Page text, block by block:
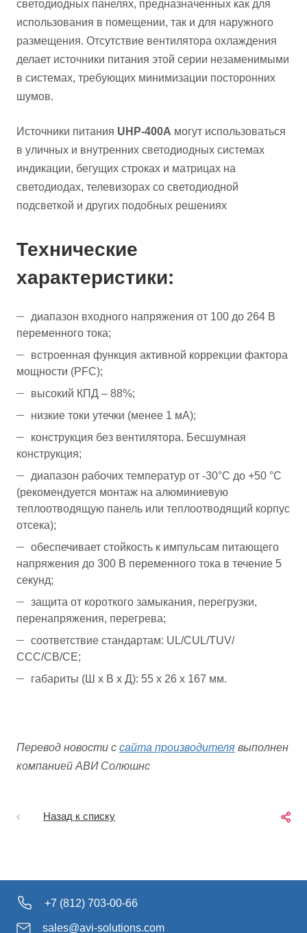
светодиодных панелях, предназначенных как для
использования в помещении, так и для наружного
размещения. Отсутствие вентилятора охлаждения
делает источники питания этой серии незаменимыми
в системах, требующих минимизации посторонних
шумов.
Источники питания UHP-400A могут использоваться
в уличных и внутренних светодиодных системах
индикации, бегущих строках и матрицах на
светодиодах, телевизорах со светодиодной
подсветкой и других подобных решениях
Технические
характеристики:
диапазон входного напряжения от 100 до 264 В
переменного тока;
встроенная функция активной коррекции фактора
мощности (PFC);
высокий КПД – 88%;
низкие токи утечки (менее 1 мА);
конструкция без вентилятора. Бесшумная
конструкция;
диапазон рабочих температур от -30°С до +50 °С
(рекомендуется монтаж на алюминиевую
теплоотводящую панель или теплоотводящий корпус
отсека);
обеспечивает стойкость к импульсам питающего
напряжения до 300 В переменного тока в течение 5
секунд;
защита от короткого замыкания, перегрузки,
перенапряжения, перегрева;
соответствие стандартам: UL/CUL/TUV/
ССС/CB/CE;
габариты (Ш x В x Д): 55 x 26 x 167 мм.
Перевод новости с сайта производителя выполнен
компанией АВИ Солюшнс
Назад к списку
+7 (812) 703-00-66
sales@avi-solutions.com